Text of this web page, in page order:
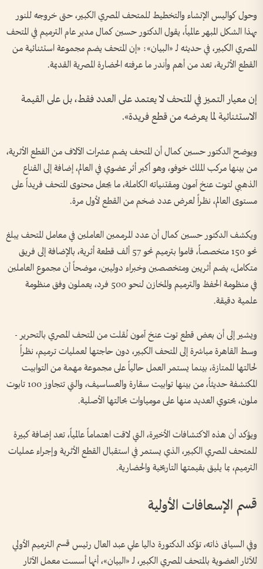
وحول كواليس الإنشاء والتخطيط للمتحف المصري الكبير، حتى خروجه للنور
بهذا الشكل المبهر عالمياً، يقول الدكتور حسين كمال مدير عام الترميم في المتحف
المصري الكبير، في حديثه لـ «البيان»: «إن المتحف يضم مجموعة استثنائية من
القطع الأثرية، تعد من أهم وأندر ما عرفته الحضارة المصرية القديمة.
إن معيار التميز في المتحف لا يعتمد على العدد فقط، بل على القيمة
الاستثنائية لما يعرضه من قطع فريدة».
ويوضح الدكتور حسين كمال أن المتحف يضم عشرات الآلاف من القطع الأثرية،
من بينها مركب الملك خوفو، وهو أكبر أثر عضوي في العالم، إضافة إلى القناع
الذهبي لتوت عنخ آمون ومقتنياته الكاملة، ما يجعل محتوى المتحف فريداً على
مستوى العالم، نظراً لعرض عدد ضخم من القطع لأول مرة.
ويكشف الدكتور حسين كمال أن عدد المرممين العاملين في معامل المتحف يبلغ
نحو 150 متخصصاً، قاموا بترميم نحو 57 ألف قطعة أثرية، بالإضافة إلى فريق
متكامل، يضم أثريين ومتخصصين وخبراء دوليين، موضحاً أن مجموع العاملين
في منظومة الحفظ والترميم والمخازن لنحو 500 فرد، يعملون وفق منظومة
علمية دقيقة.
ويشير إلى أن بعض قطع توت عنخ آمون نُقلت من المتحف المصري بالتحرير -
وسط القاهرة مباشرة إلى المتحف الكبير، دون حاجتها لعمليات ترميم، نظراً
لحالتها الممتازة، بينما يستمر العمل حالياً على مجموعة مهمة من التوابيت
المكتشفة حديثاً، من بينها توابيت سقارة والعساسيف، والتي تتجاوز 100 تابوت
ملون، يحتوي العديد منها على مومياوات بحالتها الأصلية.
ويؤكد أن هذه الاكتشافات الأخيرة، التي لاقت اهتماماً عالمياً، تعد إضافة كبيرة
للمتحف المصري الكبير، الذي يستمر في استقبال القطع الأثرية وإجراء عمليات
الترميم، بما يليق بقيمتها التاريخية والحضارية.
قسم الإسعافات الأولية
وفي السياق ذاته، تؤكد الدكتورة داليا علي عبد العال رئيس قسم الترميم الأولي
للآثار العضوية بالمتحف المصري الكبير، لـ «البيان»، أنها أسست معمل الآثار